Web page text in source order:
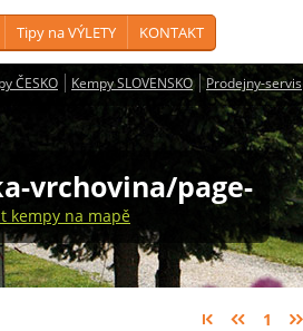
Tipy na VÝLETY KONTAKT
ČESKO Kempy SLOVENSKO Prodejny-servis
vrchovina/page-
kempy na mapě
1